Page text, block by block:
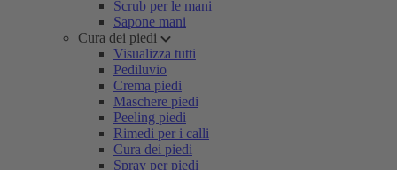
Scrub per le mani
Sapone mani
Cura dei piedi
Visualizza tutti
Pediluvio
Crema piedi
Maschere piedi
Peeling piedi
Rimedi per i calli
Cura dei piedi
Spray per piedi